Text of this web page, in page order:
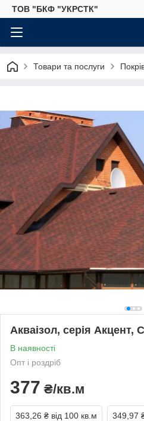
ТОВ "БКФ "УКРСТК"
Товари та послуги
Акваізол, серія Акцент,
В наявності
Опт і роздріб
377 ₴/кв.м
363,26 ₴ від 100 кв.м 349,97